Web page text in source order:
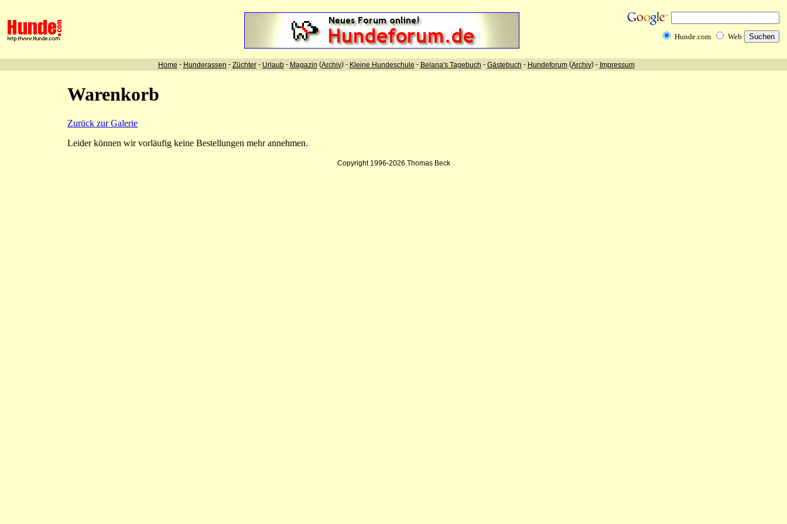
Hunde.com Web
Home - Hunderassen - Züchter- Urlaub- Magazin (Archiv) - Kleine Hundeschule - Belana's Tagebuch - Gästebuch - Hundeforum(Archiv) - Impressum
Warenkorb
Zurück zur Galerie
Leider können wir vorläufig keine Bestellungen mehr annehmen.
Copyright 1996-2026 Thomas Beck